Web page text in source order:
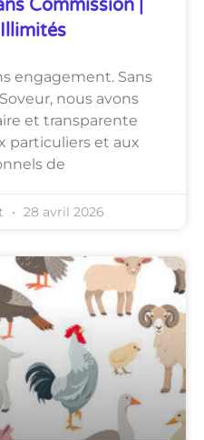
Commission |
engagement. Sans
nous avons
et transparente
particuliers et aux
de
28 avril 2026